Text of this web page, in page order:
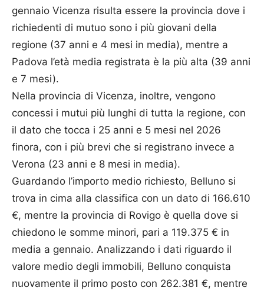
gennaio Vicenza risulta essere la provincia dove i
richiedenti di mutuo sono i più giovani della
regione (37 anni e 4 mesi in media), mentre a
Padova l’età media registrata è la più alta (39 anni
e 7 mesi).
Nella provincia di Vicenza, inoltre, vengono
concessi i mutui più lunghi di tutta la regione, con
il dato che tocca i 25 anni e 5 mesi nel 2026
finora, con i più brevi che si registrano invece a
Verona (23 anni e 8 mesi in media).
Guardando l’importo medio richiesto, Belluno si
trova in cima alla classifica con un dato di 166.610
€, mentre la provincia di Rovigo è quella dove si
chiedono le somme minori, pari a 119.375 € in
media a gennaio. Analizzando i dati riguardo il
valore medio degli immobili, Belluno conquista
nuovamente il primo posto con 262.381 €, mentre